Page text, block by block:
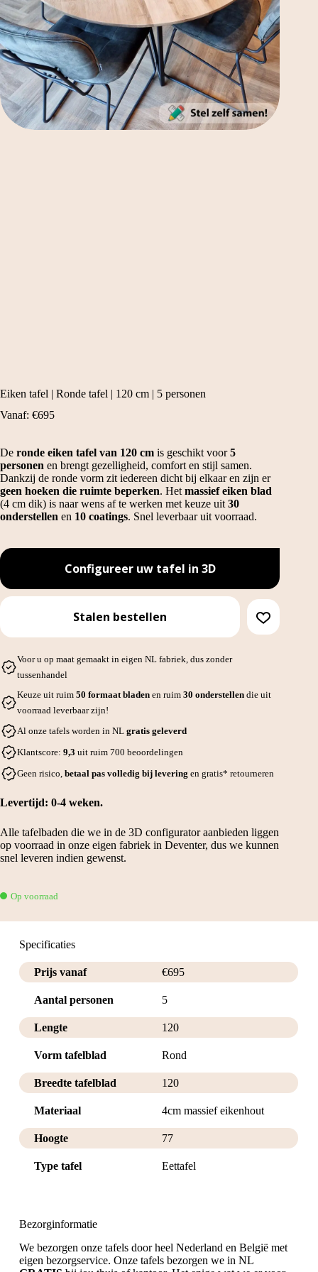
Eiken tafel | Ronde tafel | 120 cm | 5 personen
Vanaf: €695
De ronde eiken tafel van 120 cm is geschikt voor5
personen en brengt gezelligheid, comfort en stijl samen.
Dankzij de ronde vorm zit iedereen dicht bij elkaar en zijn er
geen hoeken die ruimte beperken. Het massief eiken blad
(4 cm dik) is naar wens af te werken met keuze uit 30
onderstellen en 10 coatings. Snel leverbaar uit voorraad.
Configureer uw tafel in 3D
Stalen bestellen
Voor u op maat gemaakt in eigen NL fabriek, dus zonder
tussenhandel
Keuze uit ruim 50 formaat bladen en ruim 30 onderstellen die uit
voorraad leverbaar zijn!
Al onze tafels worden in NL gratis geleverd
Klantscore: 9,3 uit ruim 700 beoordelingen
Geen risico, betaal pas volledig bij levering en gratis* retourneren
Levertijd: 0-4 weken.
Alle tafelbaden die we in de 3D configurator aanbieden liggen
op voorraad in onze eigen fabriek in Deventer, dus we kunnen
snel leveren indien gewenst.
Op voorraad
Specificaties
Prijs vanaf €695
Aantal personen 5
Lengte 120
Vorm tafelblad Rond
Breedte tafelblad 120
Materiaal 4cm massief eikenhout
Hoogte 77
Type tafel Eettafel
Bezorginformatie
We bezorgen onze tafels door heel Nederland en België met
eigen bezorgservice. Onze tafels bezorgen we in NL